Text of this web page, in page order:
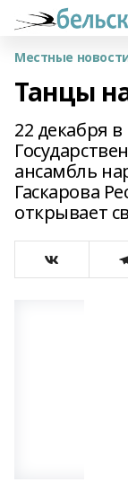
Местные
Танцы
22 декабря
ансамбль
Гаскарова
открывает